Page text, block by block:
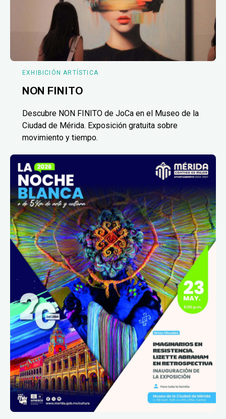
EXHIBICIÓN ARTÍSTICA
NON FINITO
Descubre NON FINITO de JoCa en el Museo de la
Ciudad de Mérida. Exposición gratuita sobre
movimiento y tiempo.